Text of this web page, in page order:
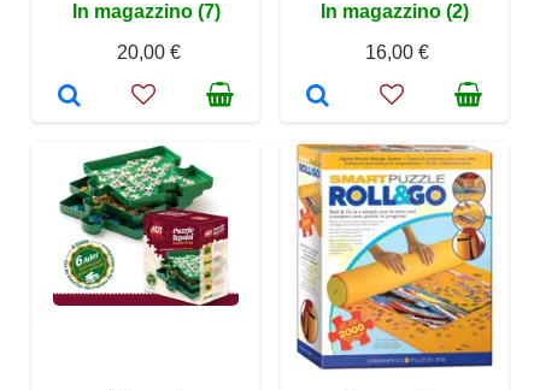
In magazzino (7)
20,00 €
In magazzino (2)
16,00 €